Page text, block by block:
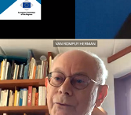
Fáit!
0